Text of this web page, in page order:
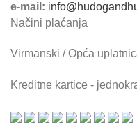
e-mail:
Načini plaćanja
Virmanski / Opća
Kreditne kartice -